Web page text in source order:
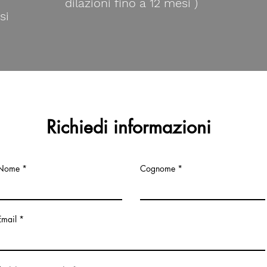
dilazioni fino a 12 mesi )
Richiedi informazioni
Cognome